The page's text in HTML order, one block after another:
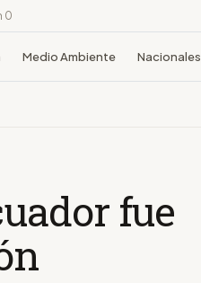
0
Medio Ambiente Nacionales
fue